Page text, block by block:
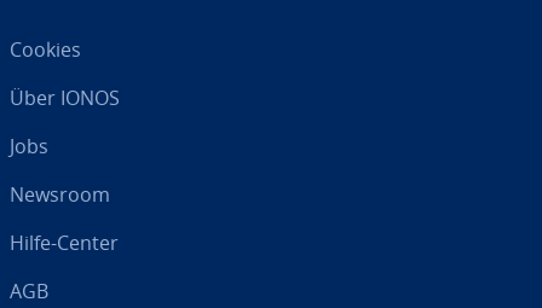
Cookies
Über IONOS
Jobs
Newsroom
Hilfe-Center
AGB